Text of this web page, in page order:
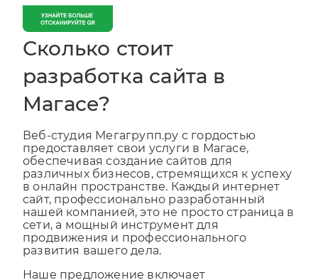
Сколько стоит
разработка сайта в
Магасе?
Веб-студия Мегагрупп.ру с гордостью
предоставляет свои услуги в Магасе,
обеспечивая создание сайтов для
различных бизнесов, стремящихся к успеху
в онлайн пространстве. Каждый интернет
сайт, профессионально разработанный
нашей компанией, это не просто страница в
сети, а мощный инструмент для
продвижения и профессионального